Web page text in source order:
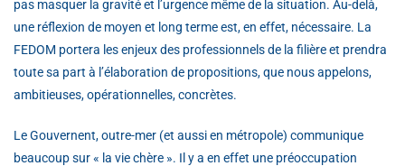
pas masquer la gravité et l’urgence même de la situation. Au-delà,
une réflexion de moyen et long terme est, en effet, nécessaire. La
FEDOM portera les enjeux des professionnels de la filière et prendra
toute sa part à l’élaboration de propositions, que nous appelons,
ambitieuses, opérationnelles, concrètes.
Le Gouvernent, outre-mer (et aussi en métropole) communique
beaucoup sur « la vie chère ». Il y a en effet une préoccupation